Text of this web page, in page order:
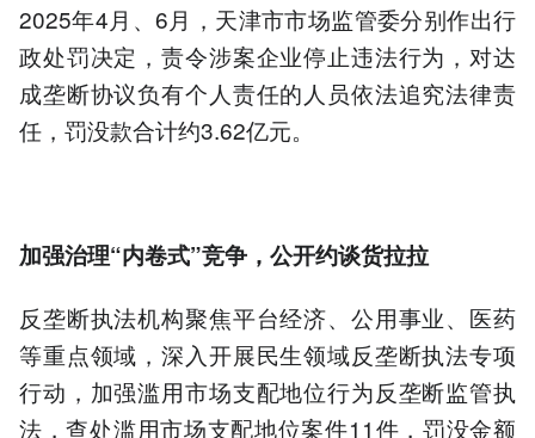
2025年4月、6月，天津市市场监管委分别作出行
政处罚决定，责令涉案企业停止违法行为，对达
成垄断协议负有个人责任的人员依法追究法律责
任，罚没款合计约3.62亿元。
加强治理“内卷式”竞争，公开约谈货拉拉
反垄断执法机构聚焦平台经济、公用事业、医药
等重点领域，深入开展民生领域反垄断执法专项
行动，加强滥用市场支配地位行为反垄断监管执
法，查处滥用市场支配地位案件11件，罚没金额